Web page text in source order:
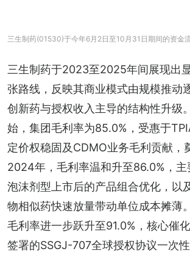
三生制药(01530)于今年6月2日至10月31日期间的资金流
三生制药于2023至2025年间展现出
张路线，反映其商业模式由规模推动
创新药与授权收入主导的结构性升级
始，集团毛利率为85.0%，受惠于
定价权稳固及CDMO业务毛利贡献，
2024年，毛利率温和升至86.0%，
泡沫剂型上市后的产品组合优化，以
物相似药快速放量带动单位成本摊薄
毛利率进一步跃升至91.0%，核心催
签署的SSGJ-707全球授权协议一次